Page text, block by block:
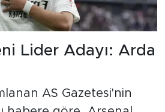
Lider Adayı: Arda
AS Gazetesi'nin